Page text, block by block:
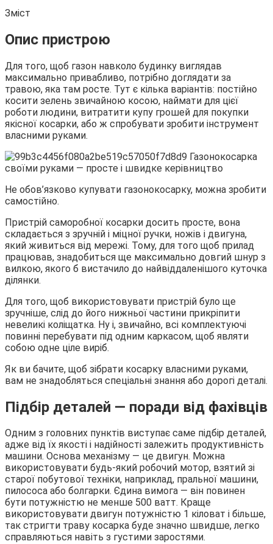
Зміст
Опис пристрою
Для того, щоб газон навколо будинку виглядав
максимально привабливо, потрібно доглядати за
травою, яка там росте. Тут є кілька варіантів: постійно
косити зелень звичайною косою, наймати для цієї
роботи людини, витратити купу грошей для покупки
якісної косарки, або ж спробувати зробити інструмент
власними руками.
Не обов’язково купувати газонокосарку, можна зробити
самостійно.
Пристрій саморобної косарки досить просте, вона
складається з зручній і міцної ручки, ножів і двигуна,
який живиться від мережі. Тому, для того щоб прилад
працював, знадобиться ще максимально довгий шнур з
вилкою, якого б вистачило до найвіддаленішого куточка
ділянки.
Для того, щоб використовувати пристрій було ще
зручніше, слід до його нижньої частини прикріпити
невеликі коліщатка. Ну і, звичайно, всі комплектуючі
повинні перебувати під одним каркасом, щоб являти
собою одне ціле виріб.
Як ви бачите, щоб зібрати косарку власними руками,
вам не знадобляться спеціальні знання або дорогі деталі.
Підбір деталей — поради від фахівців
Одним з головних пунктів виступає саме підбір деталей,
адже від їх якості і надійності залежить продуктивність
машини. Основа механізму — це двигун. Можна
використовувати будь-який робочий мотор, взятий зі
старої побутової техніки, наприклад, пральної машини,
пилососа або болгарки. Єдина вимога — він повинен
бути потужністю не менше 500 ватт. Краще
використовувати двигун потужністю 1 кіловат і більше,
так стригти траву косарка буде значно швидше, легко
справляються навіть з густими заростями.